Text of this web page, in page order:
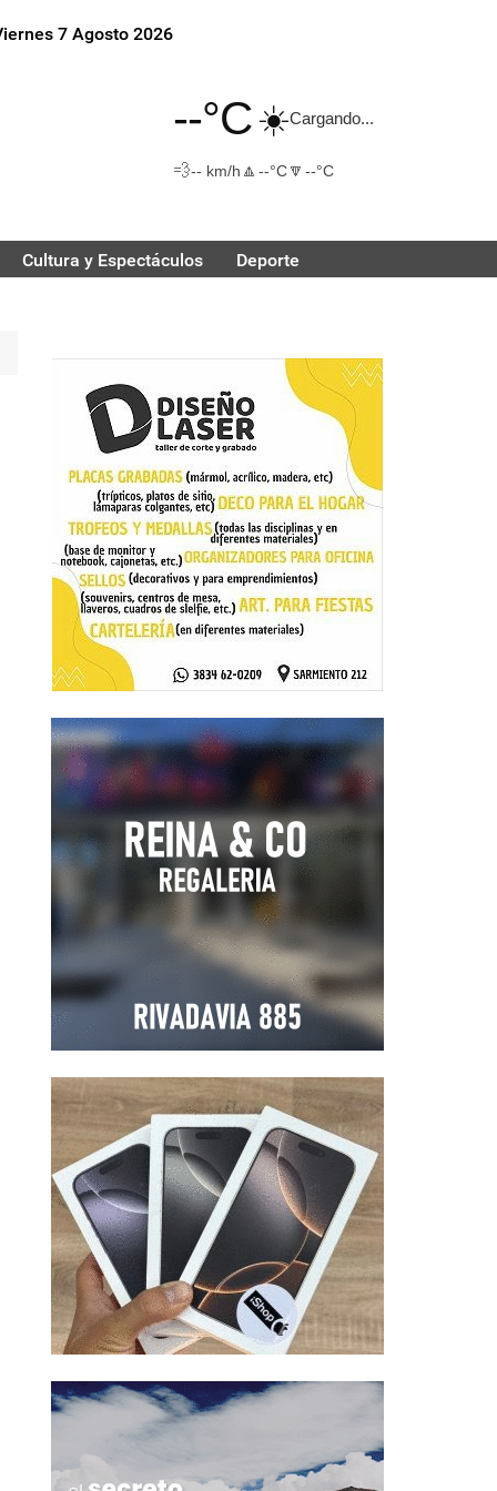
7 Agosto 2026
--°C☀️Cargando...
💨-- km/h 🔼 --°C🔽 --°C
Cultura y Espectáculos Deporte